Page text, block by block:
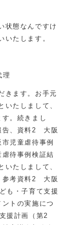
状態なんですけ
いたします。
理
きます。お手元
いたしまして、
。続きまし
告、資料2 大阪
児童虐待事例
待事例検証結
いたしまして、
参考資料2 大阪
も・子育て支援
トの実施につ
援計画（第2